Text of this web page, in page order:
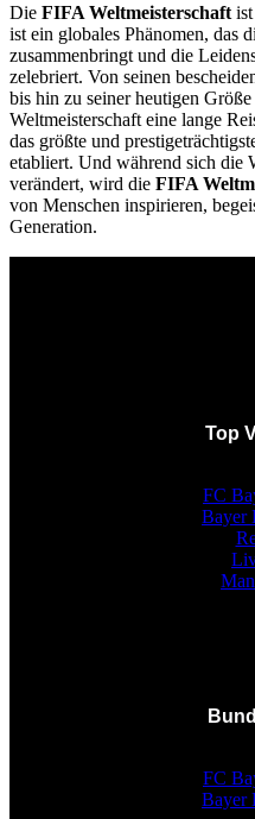
Die FIFA Weltmeisterschaft
ist ein globales Phänomen, das
zusammenbringt und die
zelebriert. Von seinen
bis hin zu seiner heutigen
Weltmeisterschaft eine lange
das größte und
etabliert. Und während sich die
verändert, wird die FIFA
von Menschen inspirieren,
Generation.
Top
FC
Bayer
FC
Bayer